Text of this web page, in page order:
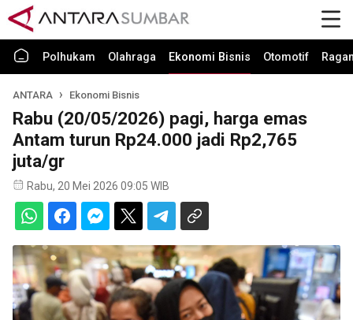
Polhukam Olahraga Ekonomi Bisnis Otomotif
ANTARA Ekonomi Bisnis
Rabu (20/05/2026) pagi, harga emas
Antam turun Rp24.000 jadi Rp2,765
juta/gr
Rabu, 20 Mei 2026 09:05 WIB